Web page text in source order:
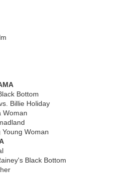
Bottom
Billie Holiday
Woman
Woman
Black Bottom